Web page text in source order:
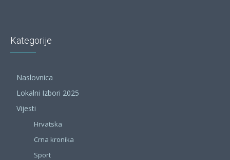
Kategorije
Naslovnica
Lokalni Izbori 2025
Vijesti
Hrvatska
Crna kronika
Sport